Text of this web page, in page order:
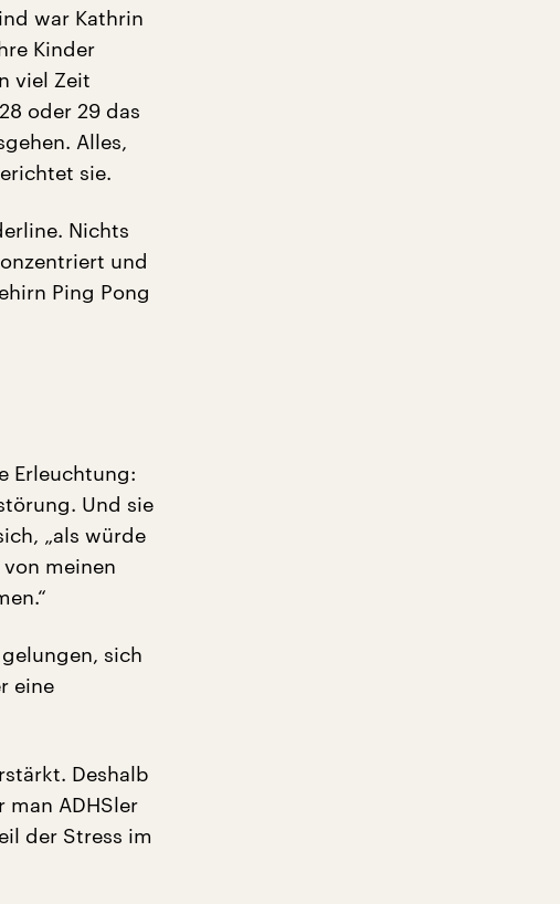
war Kathrin
Kinder
viel Zeit
oder 29 das
Alles,
sie.
Nichts
und
Ping Pong
Erleuchtung:
Und sie
„als würde
meinen
sich
eine
Deshalb
ADHSler
der Stress im